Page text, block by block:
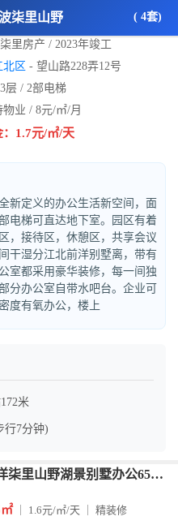
柒里山野 ( 4套)
里房产 / 2023年竣工
北区 - 望山路228弄12号
层 / 2部电梯
业 / 8元/㎡/月
1.7元/㎡/天
新定义的办公生活新空间，面
电梯可直达地下室。园区有着
，接待区，休憩区，共享会议
干湿分江北前洋别墅离，带有
室都采用豪华装修，每一间独
分办公室自带水吧台。企业可
度有氧办公，楼上
米
行7分钟)
江北前洋柒里山野湖景别墅办公65平，豪华装修，带独立网络，一
｜ 1.6元/㎡/天 ｜ 精装修